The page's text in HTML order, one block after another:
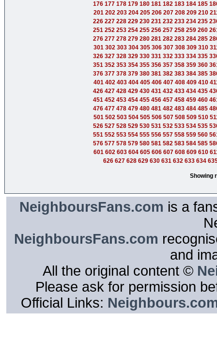
176 177 178 179 180 181 182 183 184 185
201 202 203 204 205 206 207 208 209 210
226 227 228 229 230 231 232 233 234 235
251 252 253 254 255 256 257 258 259 260
276 277 278 279 280 281 282 283 284 285
301 302 303 304 305 306 307 308 309 310
326 327 328 329 330 331 332 333 334 335
351 352 353 354 355 356 357 358 359 360
376 377 378 379 380 381 382 383 384 385
401 402 403 404 405 406 407 408 409 410
426 427 428 429 430 431 432 433 434 435
451 452 453 454 455 456 457 458 459 460
476 477 478 479 480 481 482 483 484 485
501 502 503 504 505 506 507 508 509 510
526 527 528 529 530 531 532 533 534 535
551 552 553 554 555 556 557 558 559 560
576 577 578 579 580 581 582 583 584 585
601 602 603 604 605 606 607 608 609 610
626 627 628 629 630 631 632 633 634
Showing
NeighboursFans.com is a
NeighboursFans.com
and
All the original content ©
Please ask for permission
Official Links: